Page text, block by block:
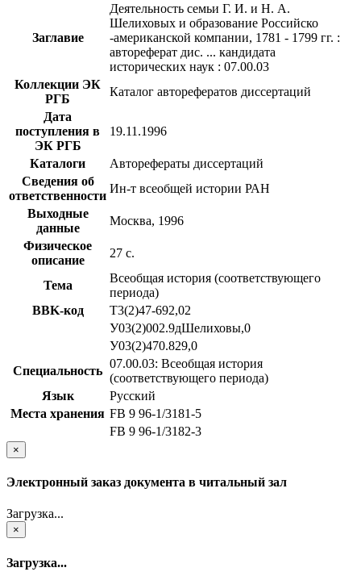
Заглавие
Деятельность семьи Г. И. и Н. А.
Шелиховых и образование Российско
-американской компании, 1781 - 1799 гг. :
автореферат дис. ... кандидата
исторических наук : 07.00.03
Коллекции ЭК
РГБ
Каталог авторефератов диссертаций
Дата
поступления в
ЭК РГБ
19.11.1996
Каталоги
Авторефераты диссертаций
Сведения об
ответственности
Ин-т всеобщей истории РАН
Выходные
данные
Москва, 1996
Физическое
описание
27 с.
Тема
Всеобщая история (соответствующего
периода)
BBK-код
Т3(2)47-692,02
У03(2)002.9дШелиховы,0
У03(2)470.829,0
Специальность
07.00.03: Всеобщая история
(соответствующего периода)
Язык
Русский
Места хранения FB 9 96-1/3181-5
FB 9 96-1/3182-3
×
Электронный заказ документа в читальный зал
Загрузка...
×
Загрузка...